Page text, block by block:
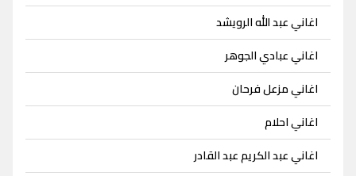
اغاني عبد الله الرويشد
اغاني عبادي الجوهر
اغاني مزعل فرحان
اغاني احلام
اغاني عبد الكريم عبد القادر